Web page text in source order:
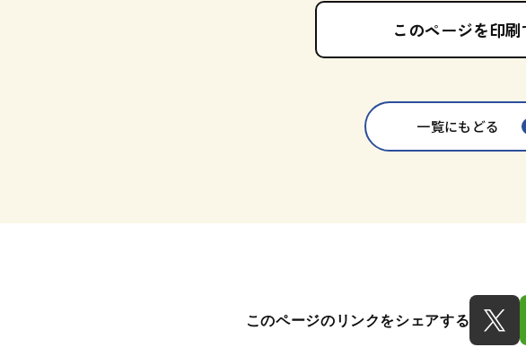
このページを印
一覧にもどる
このページのリンクをシェアする